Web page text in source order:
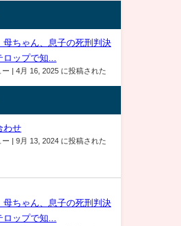
母ちゃん、息子の死刑判決
ロップで知...
ー | 4月 16, 2025 に投稿された
わせ
ー | 9月 13, 2024 に投稿された
母ちゃん、息子の死刑判決
ロップで知...